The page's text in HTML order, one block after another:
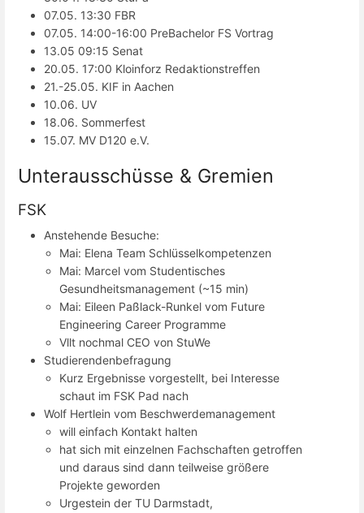
07.05. 13:30 FBR
07.05. 14:00-16:00 PreBachelor FS Vortrag
13.05 09:15 Senat
20.05. 17:00 Kloinforz Redaktionstreffen
21.-25.05. KIF in Aachen
10.06. UV
18.06. Sommerfest
15.07. MV D120 e.V.
Unterausschüsse & Gremien
FSK
Anstehende Besuche:
Mai: Elena Team Schlüsselkompetenzen
Mai: Marcel vom Studentisches
Gesundheitsmanagement (~15 min)
Mai: Eileen Paßlack-Runkel vom Future
Engineering Career Programme
Vllt nochmal CEO von StuWe
Studierendenbefragung
Kurz Ergebnisse vorgestellt, bei Interesse
schaut im FSK Pad nach
Wolf Hertlein vom Beschwerdemanagement
will einfach Kontakt halten
hat sich mit einzelnen Fachschaften getroffen
und daraus sind dann teilweise größere
Projekte geworden
Urgestein der TU Darmstadt,